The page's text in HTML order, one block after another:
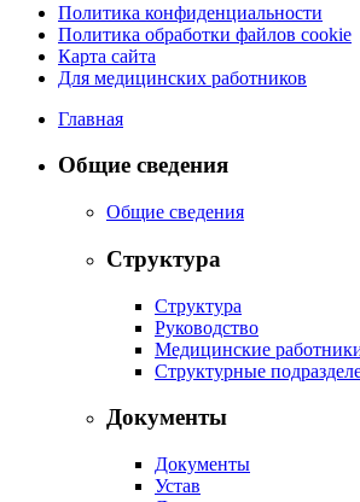
Политика конфиденциальности
Политика обработки файлов cookie
Карта сайта
Для медицинских работников
Главная
Общие сведения
Общие сведения
Структура
Структура
Руководство
Медицинские
Структурные
Документы
Документы
Устав